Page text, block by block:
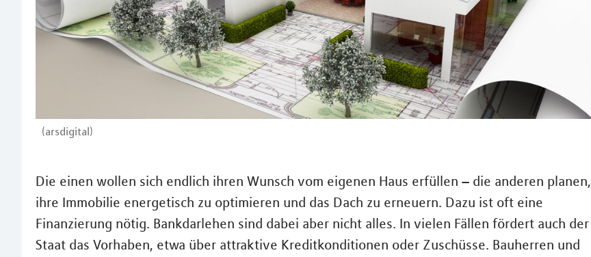
(arsdigital)
Die einen wollen sich endlich ihren Wunsch vom eigenen Haus erfüllen – die anderen planen,
ihre Immobilie energetisch zu optimieren und das Dach zu erneuern. Dazu ist oft eine
Finanzierung nötig. Bankdarlehen sind dabei aber nicht alles. In vielen Fällen fördert auch der
Staat das Vorhaben, etwa über attraktive Kreditkonditionen oder Zuschüsse. Bauherren und